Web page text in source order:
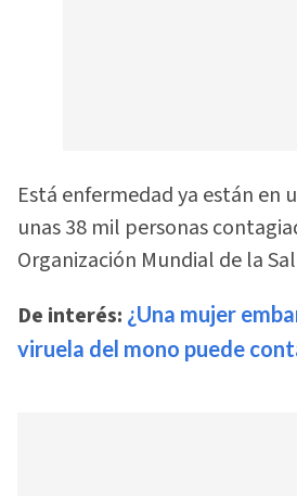
Está enfermedad ya están en
unas 38 mil personas
Organización Mundial de la
De interés: ¿Una mujer
viruela del mono puede